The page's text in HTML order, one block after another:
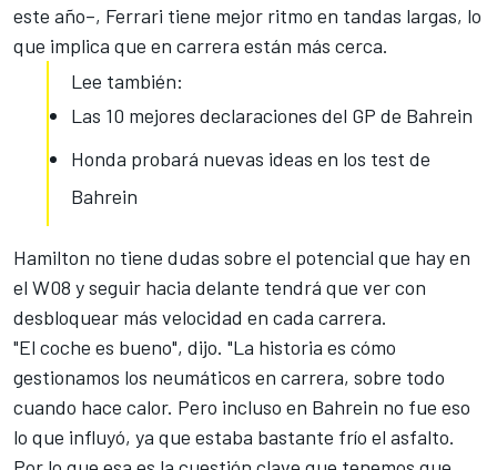
este año–, Ferrari tiene mejor ritmo en tandas largas, lo
que implica que en carrera están más cerca.
Lee también:
Las 10 mejores declaraciones del GP de Bahrein
Honda probará nuevas ideas en los test de
Bahrein
Hamilton no tiene dudas sobre el potencial que hay en
el W08 y seguir hacia delante tendrá que ver con
desbloquear más velocidad en cada carrera.
"El coche es bueno", dijo. "La historia es cómo
gestionamos los neumáticos en carrera, sobre todo
cuando hace calor. Pero incluso en Bahrein no fue eso
lo que influyó, ya que estaba bastante frío el asfalto.